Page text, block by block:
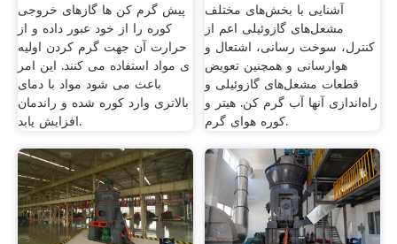
پیش گرم کن ها گازهای خروجی
کوره را از خود عبور داده و از
حرارت آن جهت گرم کردن اولیه
ی مواد استفاده می کنند. این امر
باعث می شود مواد با دمای
بالاتری وارد کوره شده و راندمان
افزایش یابد.
آشنایی با بخش‌های مختلف
مشعل‌های گازوئیلی اعم از
کنترل، سوخت رسانی، اشتعال و
هوارسانی و همچنین تعویض
قطعات مشعل‌های گازوئیلی و
راه‌اندازی آنها آب گرم کن. هیتر و
کوره هوای گرم.